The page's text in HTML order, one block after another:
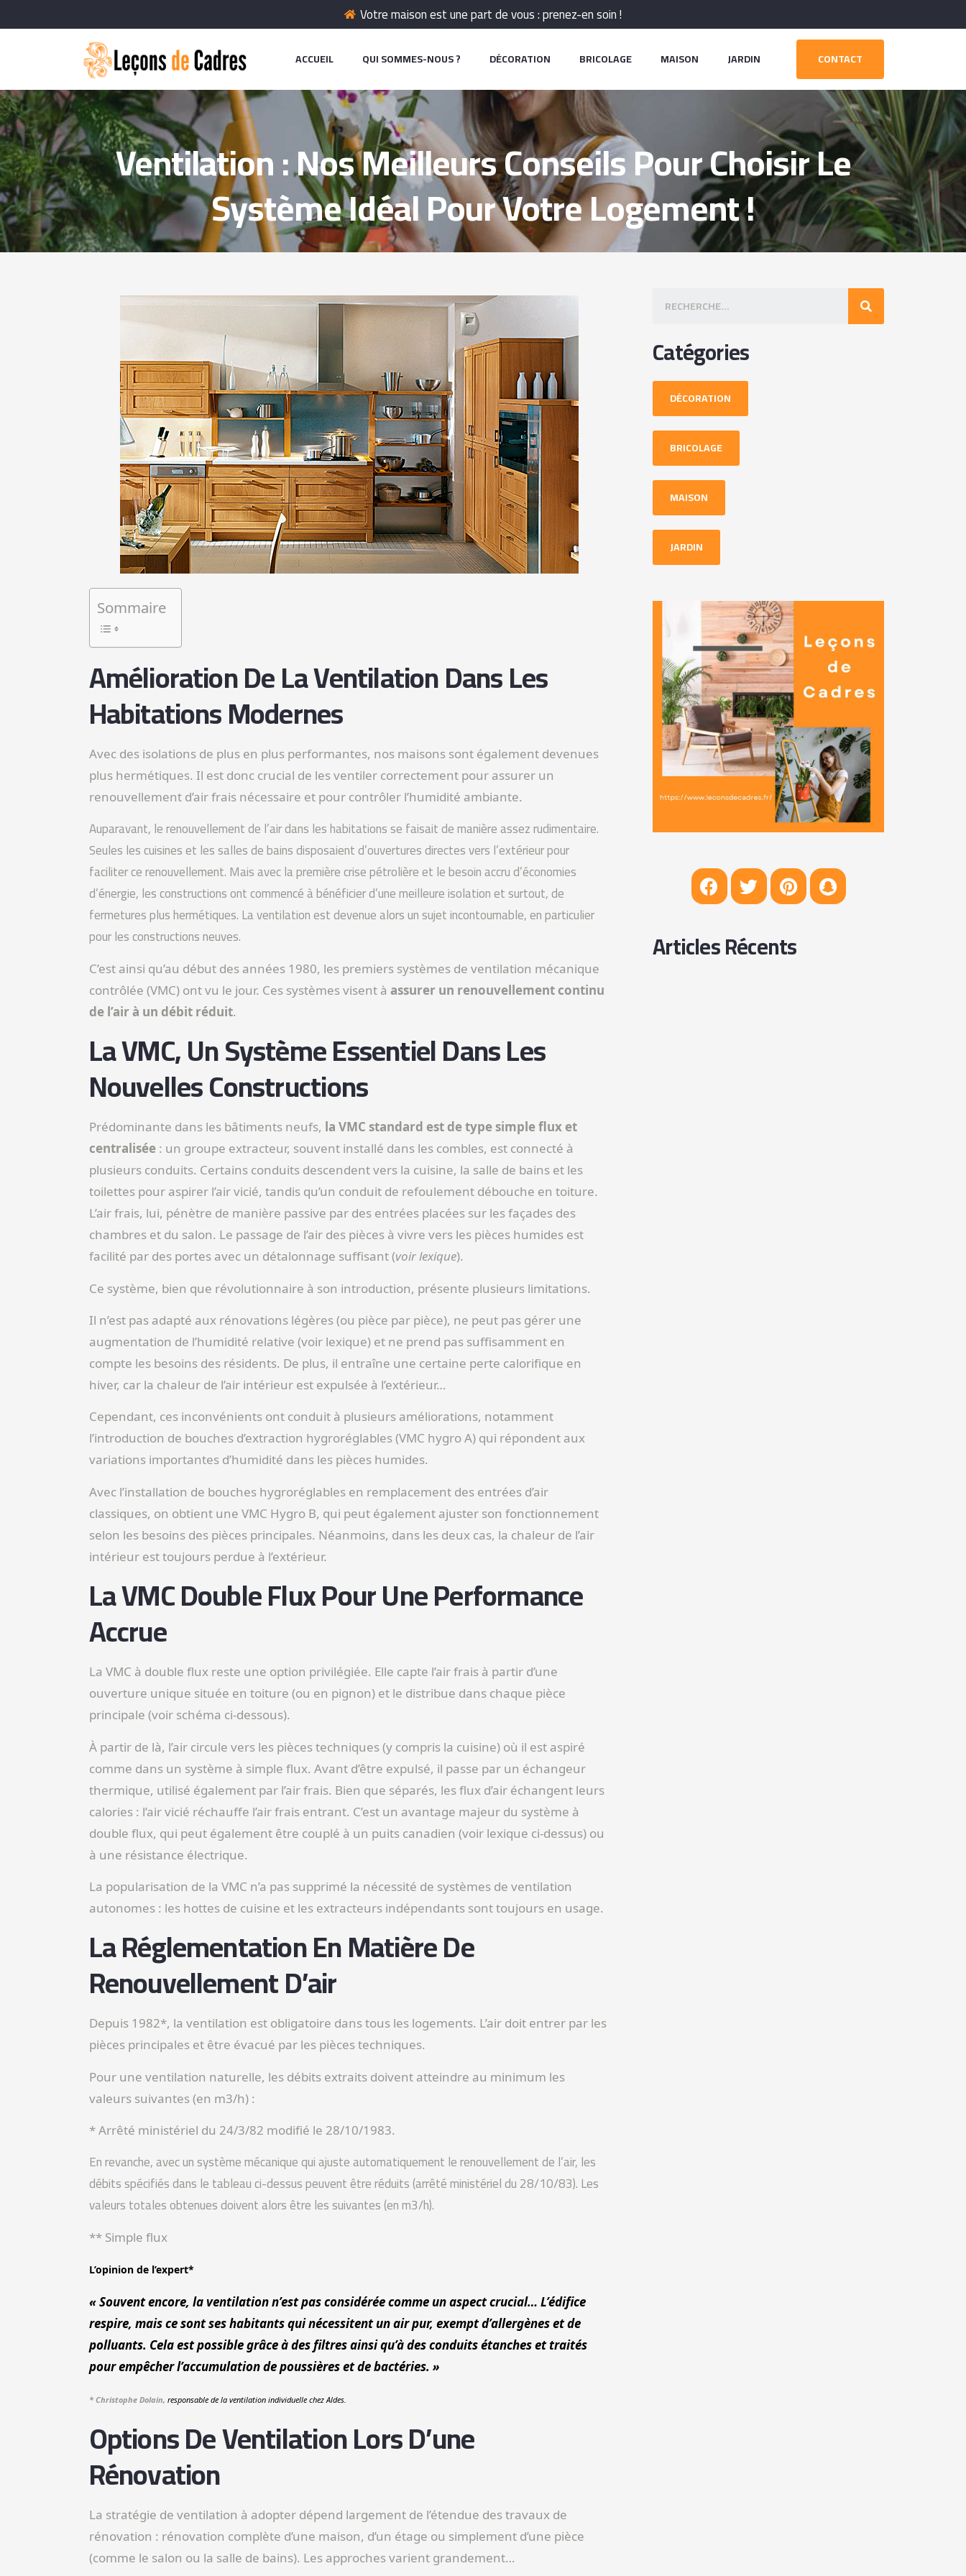
Votre maison est une part de vous : prenez-en soin !
ACCUEIL QUI SOMMES-NOUS ? DÉCORATION BRICOLAGE MAISON JARDIN CONTACT
Ventilation : Nos Meilleurs Conseils Pour Choisir Le
Système Idéal Pour Votre Logement !
Sommaire
Amélioration De La Ventilation Dans Les
Habitations Modernes
Avec des isolations de plus en plus performantes, nos maisons sont également devenues
plus hermétiques. Il est donc crucial de les ventiler correctement pour assurer un
renouvellement d’air frais nécessaire et pour contrôler l’humidité ambiante.
Auparavant, le renouvellement de l’air dans les habitations se faisait de manière assez rudimentaire.
Seules les cuisines et les salles de bains disposaient d’ouvertures directes vers l’extérieur pour
faciliter ce renouvellement. Mais avec la première crise pétrolière et le besoin accru d’économies
d’énergie, les constructions ont commencé à bénéficier d’une meilleure isolation et surtout, de
fermetures plus hermétiques. La ventilation est devenue alors un sujet incontournable, en particulier
pour les constructions neuves.
C’est ainsi qu’au début des années 1980, les premiers systèmes de ventilation mécanique
contrôlée (VMC) ont vu le jour. Ces systèmes visent à assurer un renouvellement continu
de l’air à un débit réduit.
La VMC, Un Système Essentiel Dans Les
Nouvelles Constructions
Prédominante dans les bâtiments neufs, la VMC standard est de type simple flux et
centralisée: un groupe extracteur, souvent installé dans les combles, est connecté à
plusieurs conduits. Certains conduits descendent vers la cuisine, la salle de bains et les
toilettes pour aspirer l’air vicié, tandis qu’un conduit de refoulement débouche en toiture.
L’air frais, lui, pénètre de manière passive par des entrées placées sur les façades des
chambres et du salon. Le passage de l’air des pièces à vivre vers les pièces humides est
facilité par des portes avec un détalonnage suffisant (voir lexique).
Ce système, bien que révolutionnaire à son introduction, présente plusieurs limitations.
Il n’est pas adapté aux rénovations légères (ou pièce par pièce), ne peut pas gérer une
augmentation de l’humidité relative (voir lexique) et ne prend pas suffisamment en
compte les besoins des résidents. De plus, il entraîne une certaine perte calorifique en
hiver, car la chaleur de l’air intérieur est expulsée à l’extérieur…
Cependant, ces inconvénients ont conduit à plusieurs améliorations, notamment
l’introduction de bouches d’extraction hygroréglables (VMC hygro A) qui répondent aux
variations importantes d’humidité dans les pièces humides.
Avec l’installation de bouches hygroréglables en remplacement des entrées d’air
classiques, on obtient une VMC Hygro B, qui peut également ajuster son fonctionnement
selon les besoins des pièces principales. Néanmoins, dans les deux cas, la chaleur de l’air
intérieur est toujours perdue à l’extérieur.
La VMC Double Flux Pour Une Performance
Accrue
La VMC à double flux reste une option privilégiée. Elle capte l’air frais à partir d’une
ouverture unique située en toiture (ou en pignon) et le distribue dans chaque pièce
principale (voir schéma ci-dessous).
À partir de là, l’air circule vers les pièces techniques (y compris la cuisine) où il est aspiré
comme dans un système à simple flux. Avant d’être expulsé, il passe par un échangeur
thermique, utilisé également par l’air frais. Bien que séparés, les flux d’air échangent leurs
calories : l’air vicié réchauffe l’air frais entrant. C’est un avantage majeur du système à
double flux, qui peut également être couplé à un puits canadien (voir lexique ci-dessus) ou
à une résistance électrique.
La popularisation de la VMC n’a pas supprimé la nécessité de systèmes de ventilation
autonomes : les hottes de cuisine et les extracteurs indépendants sont toujours en usage.
La Réglementation En Matière De
Renouvellement D’air
Depuis 1982*, la ventilation est obligatoire dans tous les logements. L’air doit entrer par les
pièces principales et être évacué par les pièces techniques.
Pour une ventilation naturelle, les débits extraits doivent atteindre au minimum les
valeurs suivantes (en m3/h) :
* Arrêté ministériel du 24/3/82 modifié le 28/10/1983.
En revanche, avec un système mécanique qui ajuste automatiquement le renouvellement de l’air, les
débits spécifiés dans le tableau ci-dessus peuvent être réduits (arrêté ministériel du 28/10/83). Les
valeurs totales obtenues doivent alors être les suivantes (en m3/h).
** Simple flux
L’opinion de l’expert*
« Souvent encore, la ventilation n’est pas considérée comme un aspect crucial… L’édifice
respire, mais ce sont ses habitants qui nécessitent un air pur, exempt d’allergènes et de
polluants. Cela est possible grâce à des filtres ainsi qu’à des conduits étanches et traités
pour empêcher l’accumulation de poussières et de bactéries. »
* Christophe Dolain, responsable de la ventilation individuelle chez Aldes.
Options De Ventilation Lors D’une
Rénovation
La stratégie de ventilation à adopter dépend largement de l’étendue des travaux de
rénovation : rénovation complète d’une maison, d’un étage ou simplement d’une pièce
(comme le salon ou la salle de bains). Les approches varient grandement…
Catégories
DÉCORATION
BRICOLAGE
MAISON
JARDIN
Articles Récents